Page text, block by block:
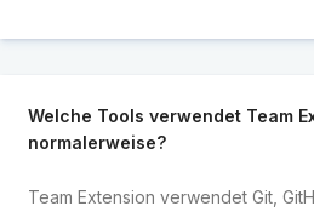
Welche Tools verwendet Team
normalerweise?
Team Extension verwendet Git,